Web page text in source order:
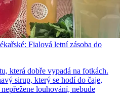
Fialová letní zásoba do
která dobře vypadá na fotkách.
sirup, který se hodí do čaje,
louhování, nebude